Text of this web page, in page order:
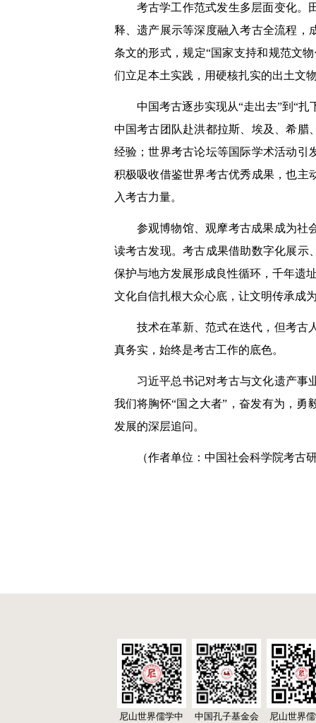
考古学工作范式发生多层面变化。
释、遗产展示等深度融入考古全流程，
条文的形式，规定“国家支持和规范文
们立足本土实践，用硬核扎实的出土文
中国考古逐步实现从“走出去”到“
中国考古团队赴洪都拉斯、埃及、希腊
经验；世界考古论坛等国际学术活动引
积极吸收借鉴世界考古优秀成果，也主
入考古力量。
参观博物馆、观摩考古成果成为社
读考古发现。考古成果借助数字化展示
保护与地方发展形成良性循环，千年遗
文化自信扎根大众心底，让文明传承成
技术在革新、范式在迭代，但考古
真务实，始终是考古工作的底色。
习近平总书记对考古与文化遗产事
我们将胸怀“国之大者”，奋发有为，
发展的深层追问。
（作者单位：中国社会科学院考古
尼山世界儒学中
中国孔子基金会
尼山世界